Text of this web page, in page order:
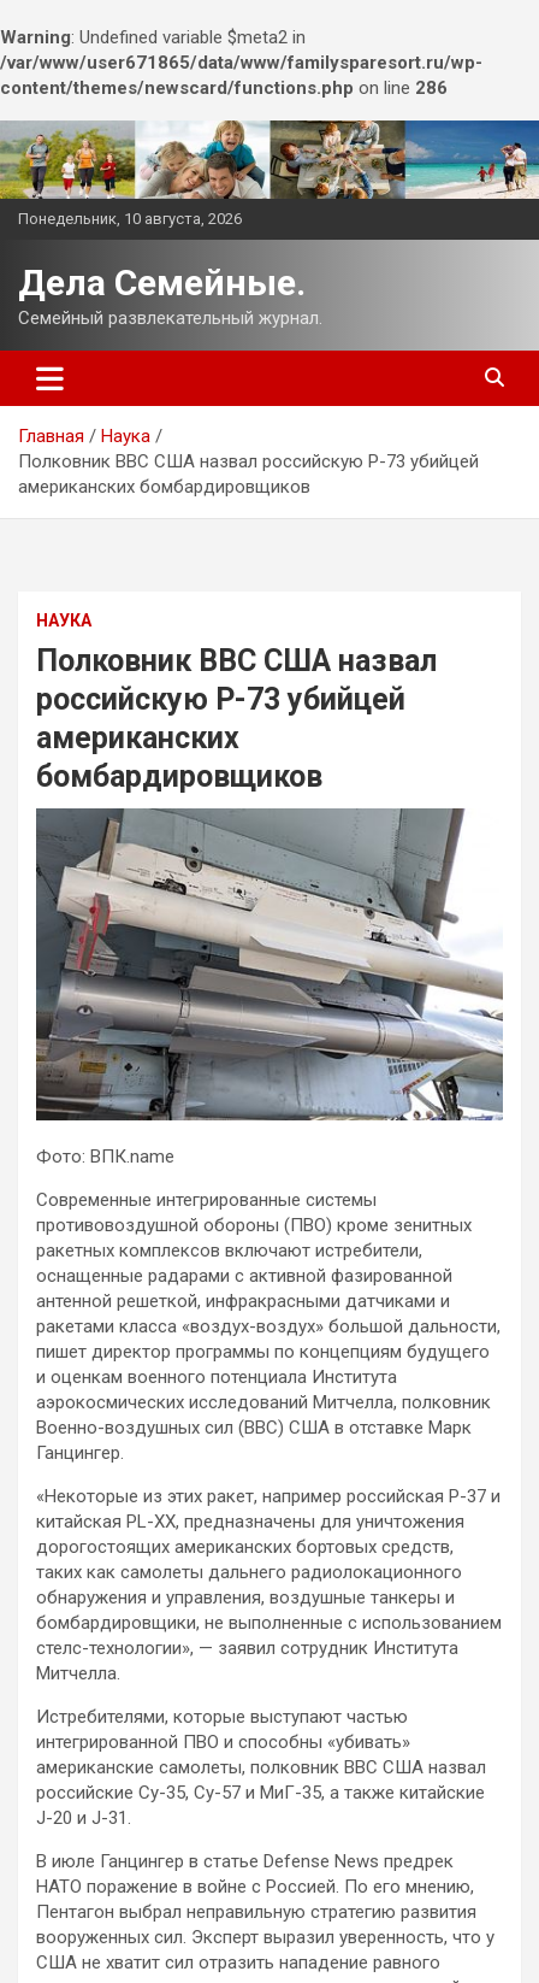
Warning: Undefined variable $meta2 in
/var/www/user671865/data/www/familysparesort.ru/wp-
content/themes/newscard/functions.php on line 286
Перейти
к
содержимому
Понедельник, 10 августа, 2026
Дела Семейные.
Семейный развлекательный журнал.
Главная
Наука
Полковник ВВС США назвал российскую Р-73 убийцей
американских бомбардировщиков
НАУКА
Полковник ВВС США назвал
российскую Р-73 убийцей
американских
бомбардировщиков
Фото: ВПК.name
Современные интегрированные системы
противовоздушной обороны (ПВО) кроме зенитных
ракетных комплексов включают истребители,
оснащенные радарами с активной фазированной
антенной решеткой, инфракрасными датчиками и
ракетами класса «воздух-воздух» большой дальности,
пишет директор программы по концепциям будущего
и оценкам военного потенциала Института
аэрокосмических исследований Митчелла, полковник
Военно-воздушных сил (ВВС) США в отставке Марк
Ганцингер.
«Некоторые из этих ракет, например российская Р-37 и
китайская PL-XX, предназначены для уничтожения
дорогостоящих американских бортовых средств,
таких как самолеты дальнего радиолокационного
обнаружения и управления, воздушные танкеры и
бомбардировщики, не выполненные с использованием
стелс-технологии», — заявил сотрудник Института
Митчелла.
Истребителями, которые выступают частью
интегрированной ПВО и способны «убивать»
американские самолеты, полковник ВВС США назвал
российские Су-35, Су-57 и МиГ-35, а также китайские
J-20 и J-31.
В июле Ганцингер в статье Defense News предрек
НАТО поражение в войне с Россией. По его мнению,
Пентагон выбрал неправильную стратегию развития
вооруженных сил. Эксперт выразил уверенность, что у
США не хватит сил отразить нападение равного